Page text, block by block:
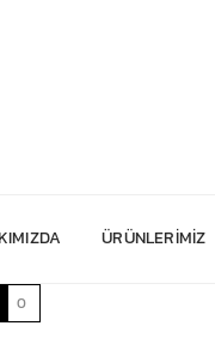
ÜRÜNLERIMIZ
0